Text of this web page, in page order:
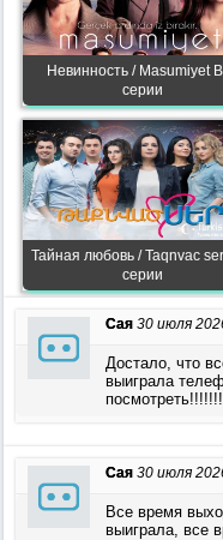
Невинность / Masumiyet
серии
Тайная любовь / Taqnvac
серии
Сая 30 июля
Достало, что
выиграла
посмотреть!!!!!!!
Сая 30 июля
Все время
выиграла, все